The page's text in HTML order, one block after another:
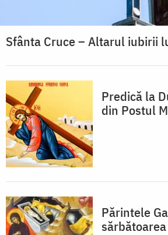
Sfânta Cruce – Altarul iubirii
Predică la
din Postul
Părintele